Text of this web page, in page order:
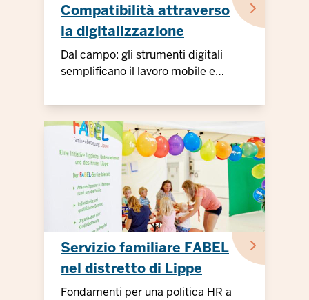
Compatibilità attraverso
la digitalizzazione
Dal campo: gli strumenti digitali
semplificano il lavoro mobile e
Servizio familiare FABEL
nel distretto di Lippe
Fondamenti per una politica HR a